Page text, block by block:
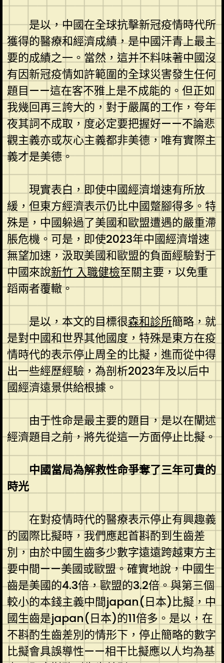
是以，中國在全球抗擊新冠疫情時代所
獲得的醫療和經濟成績，是中國汗青上最主
要的成績之一。當然，這并不料味著中國沒
有因新冠疫情如許範圍的全球災害發生任何
題目——這在客不雅上是不成能的。但正如
我幾回再三誇大的，對于嚴厲的工作，夸年
夜其詞不成取，度必定要把握好——不論悲
觀主義亦或灰心主義都非美德，唯有實際主
義才是美德。
現實表白，即使中國經濟增速有所放
緩，但東方經濟表示仍比中國蹩腳得多。特
殊是，中國躲過了美國和歐盟遭遇的嚴重滯
脹危機。可是，即使2023年中國經濟增速
無望加速，汲取美國和歐盟的負面經驗對于
中國來說新竹 入職健檢至關主要，以免重
蹈兩者覆轍。
是以，本文的目標很森和診所簡略，就
是對中國和世界其他國度，特殊是東方在疫
情時代的表示停止周全的比擬，進而從中得
出一些經歷經驗，為剖析2023年及以后中
國經濟遠景供給根據。
由于性命是最主要的題目，是以在闡述
經濟題目之前，將先從這一方面停止比擬。
中國當局為解救性命爭奪了三年可貴的
時光
在對疫情時代的醫療表示停止有興趣義
的國際比擬時，我們應起首斟酌到生齒差
別，由於中國生齒多少數字遠遠跨越東方主
要中間——美國或歐盟。確實地說，中國生
齒是美國的4.3倍，歐盟的3.2倍。與第三個
較小的本錢主義中間japan(日本)比擬，中
國生齒是japan(日本)的11倍多。是以，在
不斟酌生齒差別的情形下，停止簡略的數字
比擬會具誤導性——相干比擬應以人均為基